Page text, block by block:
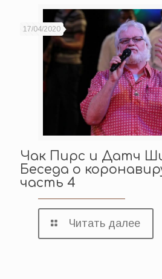
17/04/2020
Чак Пирс и Датч
Беседа о
часть 4
Читать далее